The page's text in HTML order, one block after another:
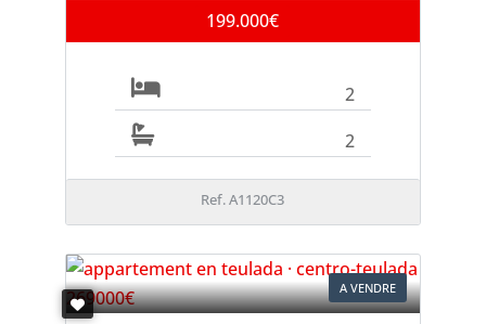
199.000€
2
2
Ref. A1120C3
A VENDRE